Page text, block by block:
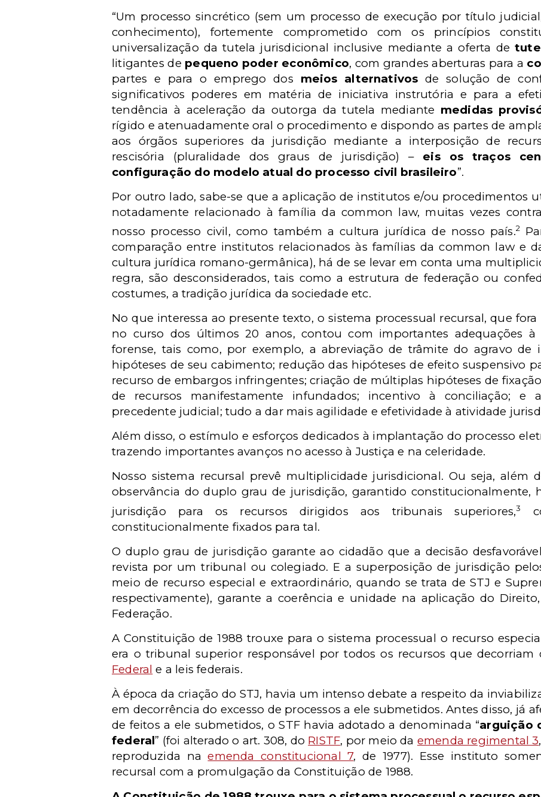
“Um processo sincrético (sem um processo de execução por título
conhecimento), fortemente comprometido com os princípios
universalização da tutela jurisdicional inclusive mediante a oferta de
litigantes de pequeno poder econômico, com grandes aberturas para a
partes e para o emprego dos meios alternativos de solução de
significativos poderes em matéria de iniciativa instrutória e para a
tendência à aceleração da outorga da tutela mediante medidas
rígido e atenuadamente oral o procedimento e dispondo as partes de
aos órgãos superiores da jurisdição mediante a interposição de
rescisória (pluralidade dos graus de jurisdição) – eis os traços
configuração do modelo atual do processo civil brasileiro”.
Por outro lado, sabe-se que a aplicação de institutos e/ou procedimentos
notadamente relacionado à família da common law, muitas vezes
nosso processo civil, como também a cultura jurídica de nosso país.2
comparação entre institutos relacionados às famílias da common law e
cultura jurídica romano-germânica), há de se levar em conta uma
regra, são desconsiderados, tais como a estrutura de federação ou
costumes, a tradição jurídica da sociedade etc.
No que interessa ao presente texto, o sistema processual recursal, que
no curso dos últimos 20 anos, contou com importantes adequações à
forense, tais como, por exemplo, a abreviação de trâmite do agravo de
hipóteses de seu cabimento; redução das hipóteses de efeito suspensivo
recurso de embargos infringentes; criação de múltiplas hipóteses de
de recursos manifestamente infundados; incentivo à conciliação; e
precedente judicial; tudo a dar mais agilidade e efetividade à atividade
Além disso, o estímulo e esforços dedicados à implantação do processo
trazendo importantes avanços no acesso à Justiça e na celeridade.
Nosso sistema recursal prevê multiplicidade jurisdicional. Ou seja, além
observância do duplo grau de jurisdição, garantido constitucionalmente,
jurisdição para os recursos dirigidos aos tribunais superiores,3
constitucionalmente fixados para tal.
O duplo grau de jurisdição garante ao cidadão que a decisão
revista por um tribunal ou colegiado. E a superposição de jurisdição
meio de recurso especial e extraordinário, quando se trata de STJ e
respectivamente), garante a coerência e unidade na aplicação do
Federação.
A Constituição de 1988 trouxe para o sistema processual o recurso
era o tribunal superior responsável por todos os recursos que decorriam
Federal e a leis federais.
À época da criação do STJ, havia um intenso debate a respeito da
em decorrência do excesso de processos a ele submetidos. Antes disso, já
de feitos a ele submetidos, o STF havia adotado a denominada “arguição
federal” (foi alterado o art. 308, do RISTF, por meio da emenda regimental 3
reproduzida naemenda constitucional 7, de 1977). Esse instituto
recursal com a promulgação da Constituição de 1988.